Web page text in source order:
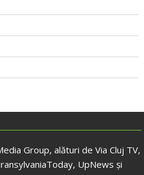
Group, alături de Via Cluj TV,
UpNews și